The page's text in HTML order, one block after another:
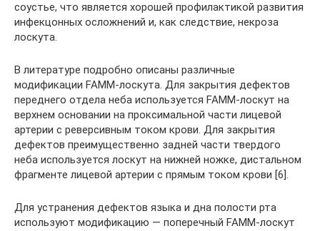
соустье, что является хорошей профилактикой развития
инфекцонных осложнений и, как следствие, некроза
лоскута.
В литературе подробно описаны различные
модификации FAMM-лоскута. Для закрытия дефектов
переднего отдела неба используется FAMM-лоскут на
верхнем основании на проксимальной части лицевой
артерии с реверсивным током крови. Для закрытия
дефектов преимущественно задней части твердого
неба используется лоскут на нижней ножке, дистальном
фрагменте лицевой артерии с прямым током крови [6].
Для устранения дефектов языка и дна полости рта
используют модификацию — поперечный FAMM-лоскут